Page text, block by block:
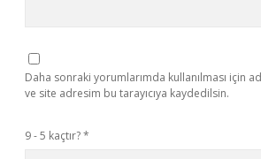
Daha sonraki yorumlarımda kullanılması için
ve site adresim bu tarayıcıya kaydedilsin.
9 - 5 kaçtır?*